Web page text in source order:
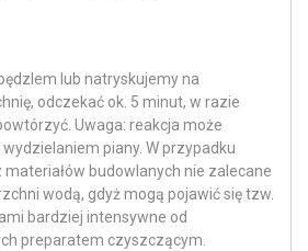
lub natryskujemy na
odczekać ok. 5 minut, w razie
Uwaga: reakcja może
piany. W przypadku
budowlanych nie zalecane
wodą, gdyż mogą pojawić się tzw.
bardziej intensywne od
preparatem czyszczącym.